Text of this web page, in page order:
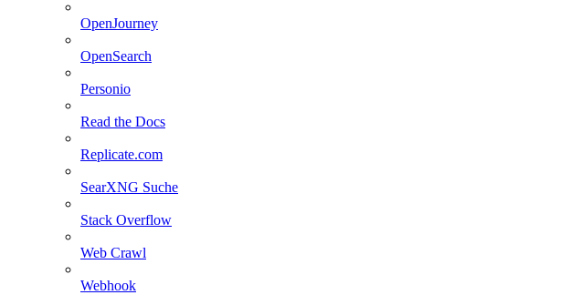
OpenJourney
OpenSearch
Personio
Read the Docs
Replicate.com
SearXNG Suche
Stack Overflow
Web Crawl
Webhook